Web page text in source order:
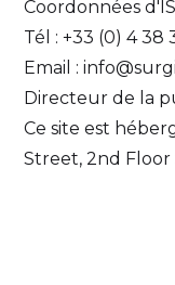
Coordonnées
Tél : +33 (0) 4 38
Email :
Directeur de la
Ce site est
Street, 2nd Floor